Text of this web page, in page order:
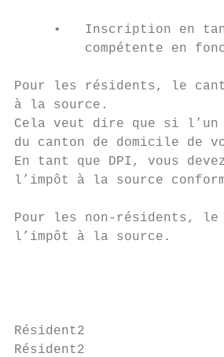
•   Inscription en
compétente en
Pour les résidents, le
à la source.
Cela veut dire que si l’un
du canton de domicile de
En tant que DPI, vous
l’impôt à la source
Pour les non-résidents, le
l’impôt à la source.
Résident2
Résident2